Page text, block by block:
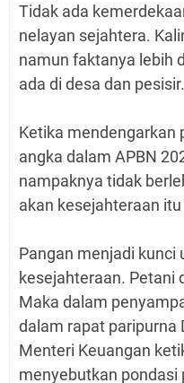
Tidak ada
nelayan sejahtera.
namun faktanya lebih
ada di desa dan pesisir.
Ketika mendengarkan
angka dalam APBN
nampaknya tidak
akan kesejahteraan
Pangan menjadi kunci
kesejahteraan. Petani
Maka dalam
dalam rapat paripurna
Menteri Keuangan
menyebutkan